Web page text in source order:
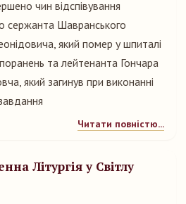
чин відспівування
сержанта Шавранського
який помер у шпиталі
та лейтенанта Гончара
який загинув при виконанні
Читати повністю...
Літургія у Світлу